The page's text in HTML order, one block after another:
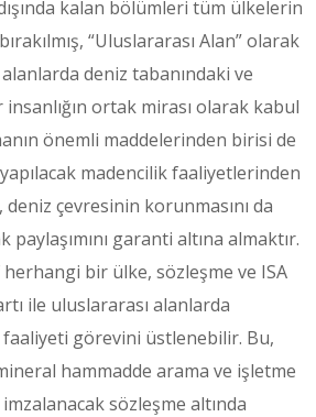
kalan bölümleri tüm ülkelerin
“Uluslararası Alan” olarak
deniz tabanındaki ve
ortak mirası olarak kabul
önemli maddelerinden birisi de
madencilik faaliyetlerinden
deniz çevresinin korunmasını da
garanti altına almaktır.
bir ülke, sözleşme ve ISA
ile uluslararası alanlarda
faaliyeti görevini üstlenebilir. Bu,
hammadde arama ve işletme
sözleşme altında